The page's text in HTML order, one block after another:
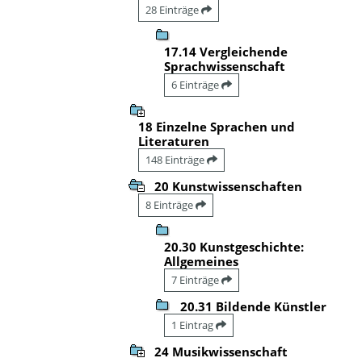
28 Einträge
17.14 Vergleichende
Sprachwissenschaft
6 Einträge
18 Einzelne Sprachen und
Literaturen
148 Einträge
20 Kunstwissenschaften
8 Einträge
20.30 Kunstgeschichte:
Allgemeines
7 Einträge
20.31 Bildende Künstler
1 Eintrag
24 Musikwissenschaft